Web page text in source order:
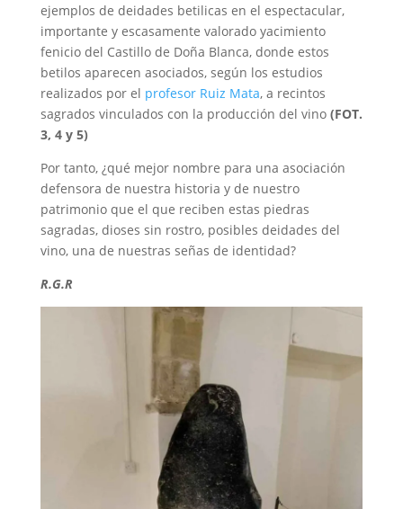
ejemplos de deidades betilicas en el espectacular,
importante y escasamente valorado yacimiento
fenicio del Castillo de Doña Blanca, donde estos
betilos aparecen asociados, según los estudios
realizados por el profesor Ruiz Mata, a recintos
sagrados vinculados con la producción del vino (FOT.
3, 4 y 5)
Por tanto, ¿qué mejor nombre para una asociación
defensora de nuestra historia y de nuestro
patrimonio que el que reciben estas piedras
sagradas, dioses sin rostro, posibles deidades del
vino, una de nuestras señas de identidad?
R.G.R